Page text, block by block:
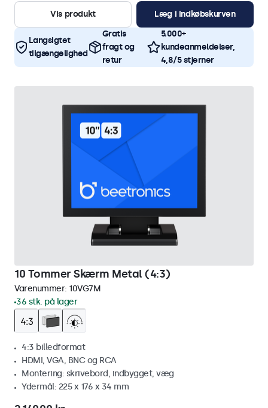
Vis produkt
Læg i indkøbskurven
Langsigtet
tilgængelighed
Gratis
fragt og
retur
5.000+
kundeanmeldelser,
4,8/5 stjerner
10 Tommer Skærm Metal (4:3)
Varenummer: 10VG7M
36 stk. på lager
4:3 billedformat
HDMI, VGA, BNC og RCA
Montering: skrivebord, indbygget, væg
Ydermål: 225 x 176 x 34 mm